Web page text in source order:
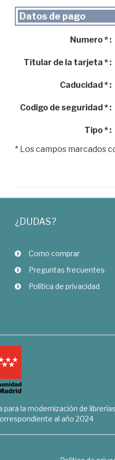
Datos de pago
Numero * :
Titular de la tarjeta * :
Caducidad * :
Codigo de seguridad * :
Tipo * :
* Los campos marcados
¿DUDAS?
Como comprar
Preguntas frecuentes
Política de privacidad
para la modernización de
al año 2024